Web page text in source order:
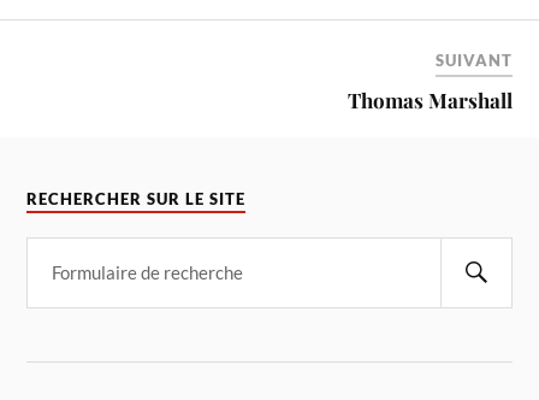
SUIVANT
Thomas Marshall
RECHERCHER SUR LE SITE